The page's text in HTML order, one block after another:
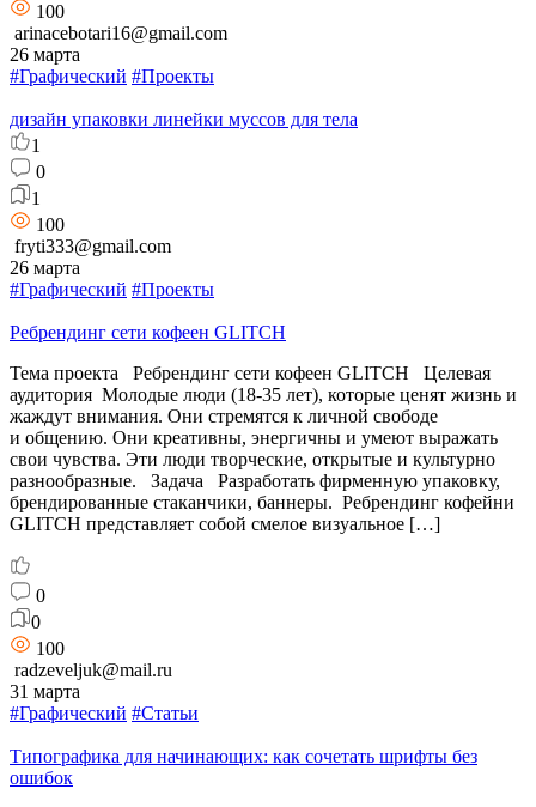
100
arinacebotari16@gmail.com
26 марта
#Графический #Проекты
дизайн упаковки линейки муссов для тела
1
0
1
100
fryti333@gmail.com
26 марта
#Графический #Проекты
Ребрендинг сети кофеен GLITCH
Тема проекта Ребрендинг сети кофеен GLITCH Целевая
аудитория Молодые люди (18-35 лет), которые ценят жизнь и
жаждут внимания. Они стремятся к личной свободе
и общению. Они креативны, энергичны и умеют выражать
свои чувства. Эти люди творческие, открытые и культурно
разнообразные. Задача Разработать фирменную упаковку,
брендированные стаканчики, баннеры. Ребрендинг кофейни
GLITCH представляет собой смелое визуальное […]
0
0
100
radzeveljuk@mail.ru
31 марта
#Графический #Статьи
Типографика для начинающих: как сочетать шрифты без
ошибок